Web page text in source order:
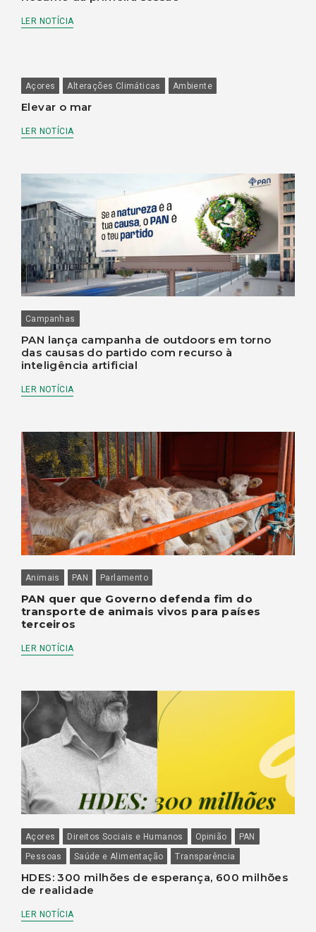
LER NOTÍCIA
Açores Alterações Climáticas Ambiente
Elevar o mar
LER NOTÍCIA
Campanhas
PAN lança campanha de outdoors em torno
das causas do partido com recurso à
inteligência artificial
LER NOTÍCIA
Animais PAN Parlamento
PAN quer que Governo defenda fim do
transporte de animais vivos para países
terceiros
LER NOTÍCIA
Açores Direitos Sociais e Humanos Opinião
PAN
Pessoas
Saúde e Alimentação Transparência
HDES: 300 milhões de esperança, 600 milhões
de realidade
LER NOTÍCIA